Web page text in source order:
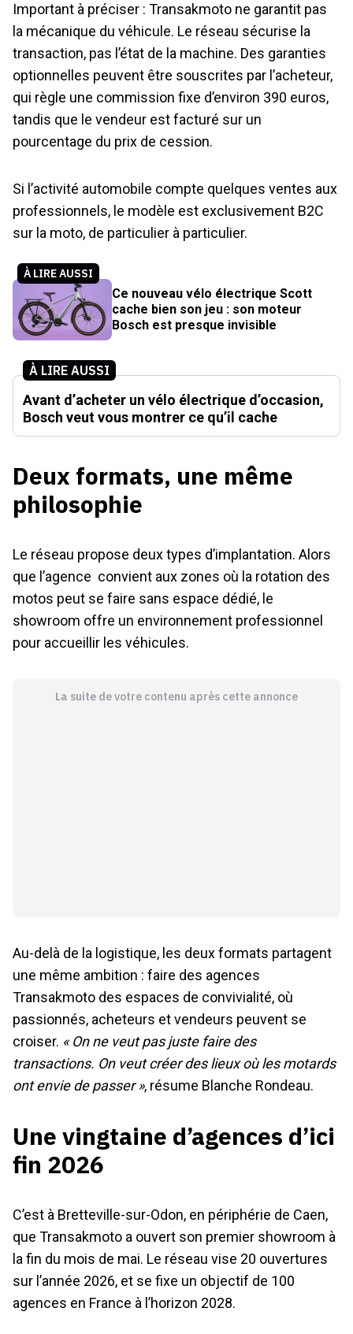
Important à préciser : Transakmoto ne garantit pas
la mécanique du véhicule. Le réseau sécurise la
transaction, pas l’état de la machine. Des garanties
optionnelles peuvent être souscrites par l’acheteur,
qui règle une commission fixe d’environ 390 euros,
tandis que le vendeur est facturé sur un
pourcentage du prix de cession.
Si l’activité automobile compte quelques ventes aux
professionnels, le modèle est exclusivement B2C
sur la moto, de particulier à particulier.
À LIRE AUSSI
Ce nouveau vélo électrique Scott
cache bien son jeu : son moteur
Bosch est presque invisible
À LIRE AUSSI
Avant d’acheter un vélo électrique d’occasion,
Bosch veut vous montrer ce qu’il cache
Deux formats, une même
philosophie
Le réseau propose deux types d’implantation. Alors
que l’agence convient aux zones où la rotation des
motos peut se faire sans espace dédié, le
showroom offre un environnement professionnel
pour accueillir les véhicules.
La suite de votre contenu après cette annonce
Au-delà de la logistique, les deux formats partagent
une même ambition : faire des agences
Transakmoto des espaces de convivialité, où
passionnés, acheteurs et vendeurs peuvent se
croiser. « On ne veut pas juste faire des
transactions. On veut créer des lieux où les motards
ont envie de passer », résume Blanche Rondeau.
Une vingtaine d’agences d’ici
fin 2026
C’est à Bretteville-sur-Odon, en périphérie de Caen,
que Transakmoto a ouvert son premier showroom à
la fin du mois de mai. Le réseau vise 20 ouvertures
sur l’année 2026, et se fixe un objectif de 100
agences en France à l’horizon 2028.